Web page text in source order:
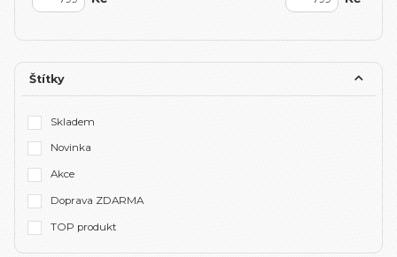
Štítky
Skladem
Novinka
Akce
Doprava ZDARMA
TOP produkt